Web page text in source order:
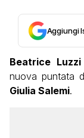
Aggiungi
Beatrice Luzzi
nuova puntata
Giulia Salemi.